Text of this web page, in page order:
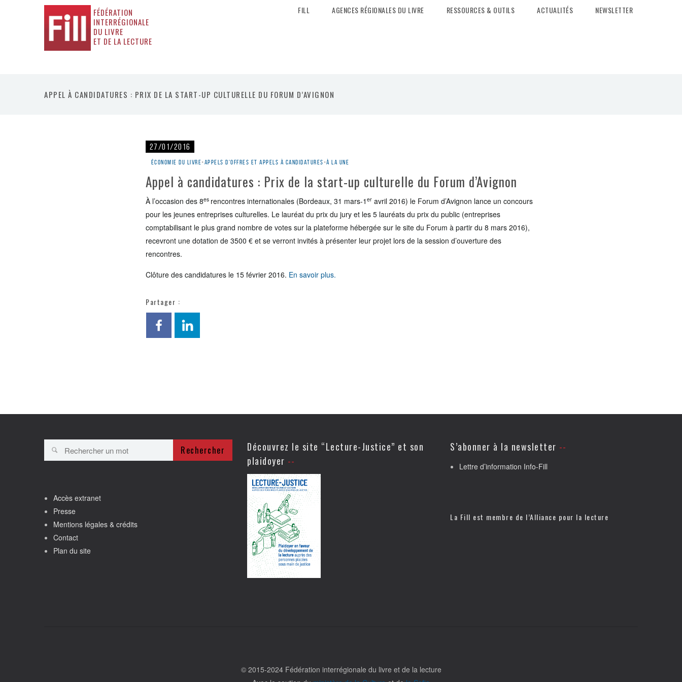
FÉDÉRATION
INTERRÉGIONALE
DU LIVRE
ET DE LA LECTURE
FILL AGENCES RÉGIONALES DU LIVRE RESSOURCES & OUTILS ACTUALITÉS NEWSLETTER
APPEL À CANDIDATURES : PRIX DE LA START-UP CULTURELLE DU FORUM D’AVIGNON
27/01/2016
Économie du livre•Appels d'offres et appels à candidatures •À la une
Appel à candidatures : Prix de la start-up culturelle du Forum d’Avignon
À l’occasion des 8es rencontres internationales (Bordeaux, 31 mars-1 er avril 2016) le Forum d’Avignon lance un concours
pour les jeunes entreprises culturelles. Le lauréat du prix du jury et les 5 lauréats du prix du public (entreprises
comptabilisant le plus grand nombre de votes sur la plateforme hébergée sur le site du Forum à partir du 8 mars 2016),
recevront une dotation de 3500 € et se verront invités à présenter leur projet lors de la session d’ouverture des
rencontres.
Clôture des candidatures le 15 février 2016. En savoir plus.
Partager :
Rechercher
Accès extranet
Presse
Mentions légales & crédits
Contact
Plan du site
Découvrez le site “Lecture-Justice” et son
plaidoyer
S’abonner à la newsletter
Lettre d’information Info-Fill
La Fill est membre de l’Alliance pour la lecture
© 2015-2024 Fédération interrégionale du livre et de la lecture